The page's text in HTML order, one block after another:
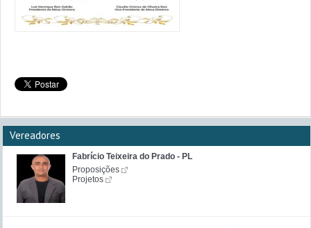
Vereadores
Fabrício Teixeira do Prado - PL
Proposições
Projetos